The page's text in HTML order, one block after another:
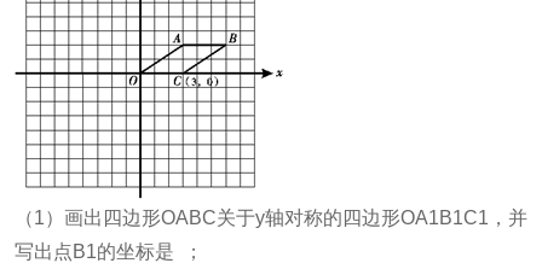
（1）画出四边形OABC关于y轴对称的四边形OA1B1C1，并
写出点B1的坐标是 ；